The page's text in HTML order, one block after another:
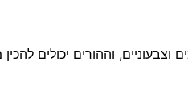
וההורים יכולים